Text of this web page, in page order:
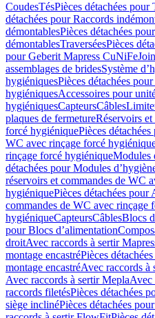
CoudesTésPièces détachées pour
détachées pour Raccords
démontablesPièces détachées
démontablesTraverséesPièces
pour Geberit Mapress CuNiFe
assemblages de bridesSystème
hygiéniquesPièces détachées
hygiéniquesAccessoires pour
hygiéniquesCapteursCâbles
plaques de fermetureRéservoirs
forcé hygiéniquePièces
WC avec rinçage forcé
rinçage forcé hygiéniqueModules
détachées pour Modules
réservoirs et commandes de WC
hygiéniquePièces détachées pour
commandes de WC avec rinçage
hygiéniqueCapteursCâblesBlocs
pour Blocs d’alimentation
droitAvec raccords à sertir
montage encastréPièces
montage encastréAvec raccords à
Avec raccords à sertir MeplaAvec
raccords filetésPièces détachées
siège inclinéPièces détachées